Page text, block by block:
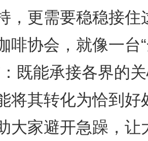
，更需要稳稳接住
啡协会，就像一台
既能承接各界的
将其转化为恰到好
大家避开急躁，让